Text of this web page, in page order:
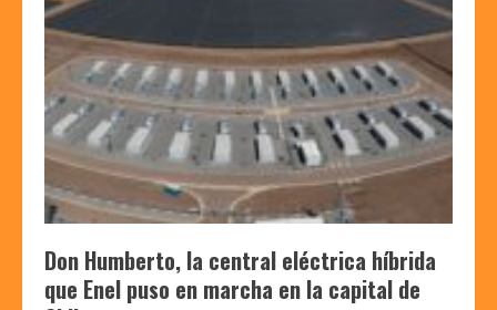
Don Humberto, la central eléctrica híbrida
que Enel puso en marcha en la capital de